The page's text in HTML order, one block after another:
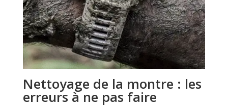
Nettoyage de la montre : les
erreurs à ne pas faire